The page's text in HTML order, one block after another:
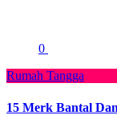
0
Rumah Tangga
15 Merk Bantal